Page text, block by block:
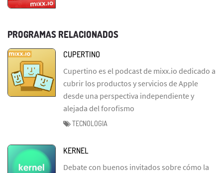
PROGRAMAS RELACIONADOS
CUPERTINO
Cupertino es el podcast de mixx.io dedicado a
cubrir los productos y servicios de Apple
desde una perspectiva independiente y
alejada del forofismo
TECNOLOGIA
KERNEL
Debate con buenos invitados sobre cómo la